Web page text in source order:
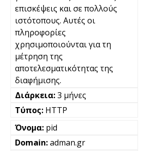
επισκέψεις και σε πολλούς
ιστότοπους. Αυτές οι
πληροφορίες
χρησιμοποιούνται για τη
μέτρηση της
αποτελεσματικότητας της
διαφήμισης.
3 μήνες
HTTP
pid
adman.gr